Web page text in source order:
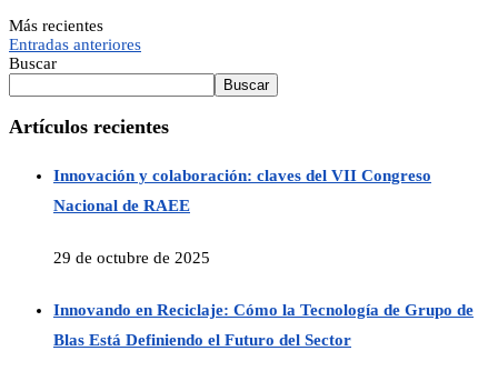
Más recientes
Entradas anteriores
Buscar
Buscar
Artículos recientes
Innovación y colaboración: claves del VII Congreso
Nacional de RAEE
29 de octubre de 2025
Innovando en Reciclaje: Cómo la Tecnología de Grupo de
Blas Está Definiendo el Futuro del Sector